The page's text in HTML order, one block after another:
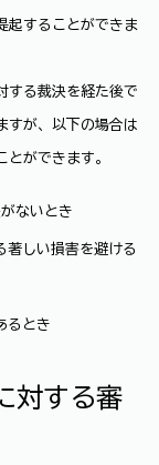
起することができま
する裁決を経た後で
すが、以下の場合は
ができます。
ないとき
著しい損害を避ける
るとき
対する審